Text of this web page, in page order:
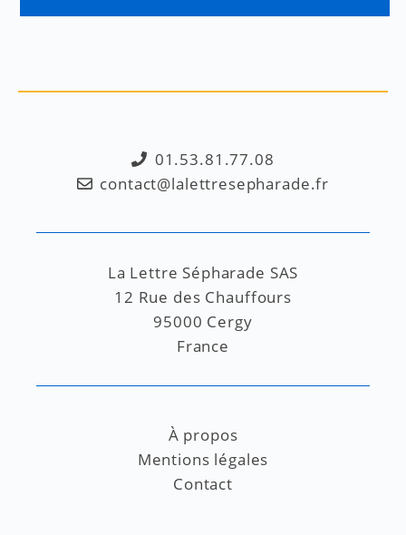
01.53.81.77.08
contact@lalettresepharade.fr
La Lettre Sépharade SAS
12 Rue des Chauffours
95000 Cergy
France
À propos
Mentions légales
Contact